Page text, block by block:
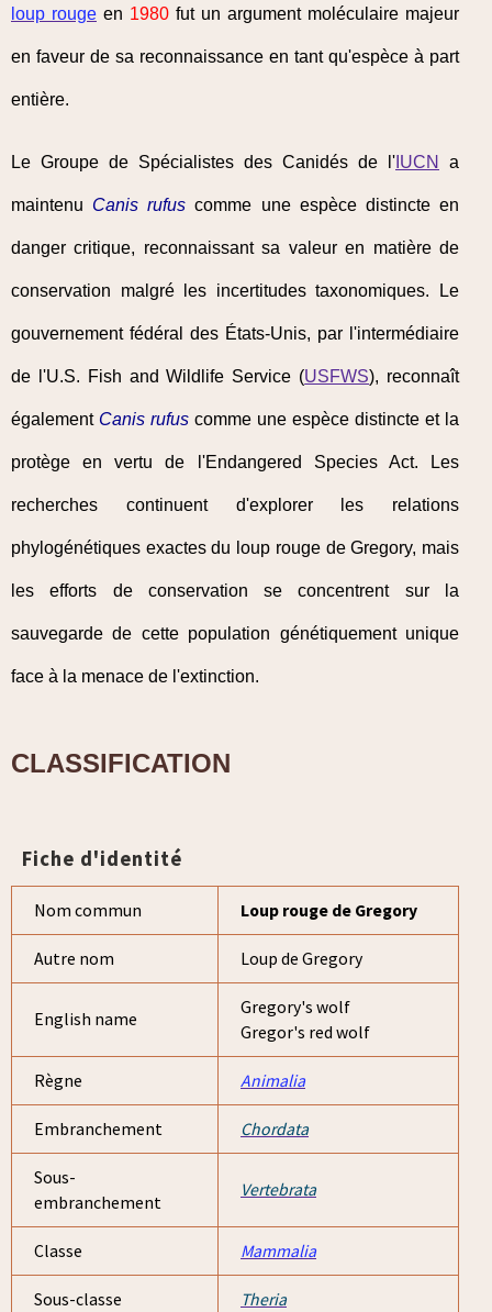
loup rouge en 1980 fut un argument moléculaire majeur
en faveur de sa reconnaissance en tant qu'espèce à part
entière.
Le Groupe de Spécialistes des Canidés de l' IUCN a
maintenu Canis rufus comme une espèce distincte en
danger critique, reconnaissant sa valeur en matière de
conservation malgré les incertitudes taxonomiques. Le
gouvernement fédéral des États-Unis, par l'intermédiaire
de l'U.S. Fish and Wildlife Service (USFWS), reconnaît
également Canis rufus comme une espèce distincte et la
protège en vertu de l'Endangered Species Act. Les
recherches continuent d'explorer les relations
phylogénétiques exactes du loup rouge de Gregory, mais
les efforts de conservation se concentrent sur la
sauvegarde de cette population génétiquement unique
face à la menace de l'extinction.
CLASSIFICATION
Fiche d'identité
Nom commun Loup rouge de Gregory
Autre nom Loup de Gregory
English name
Gregory's wolf
Gregor's red wolf
Règne Animalia
Embranchement Chordata
Sous-
embranchement
Vertebrata
Classe Mammalia
Sous-classe Theria